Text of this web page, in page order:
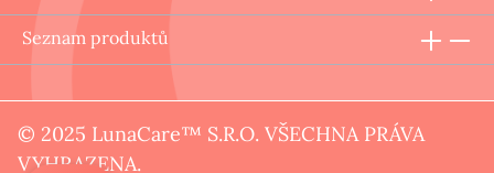
Seznam produktů
© 2025 LunaCare™ S.R.O. VŠECHNA PRÁVA
VYHRAZENA.